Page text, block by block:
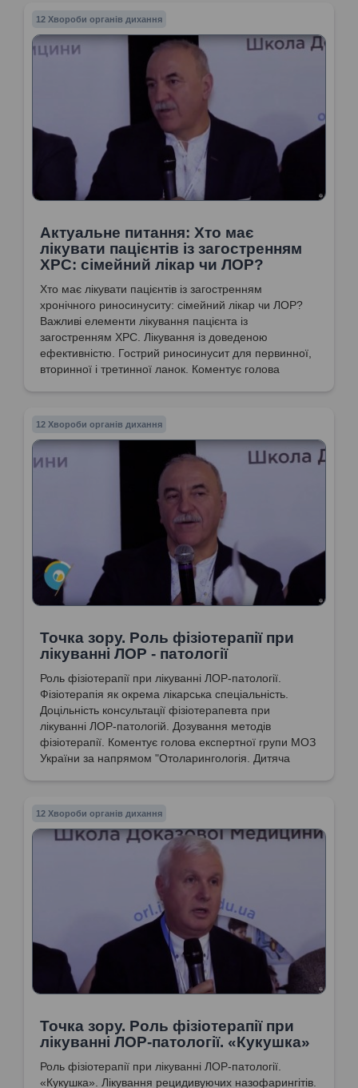
12 Хвороби органів дихання
Актуальне питання: Хто має
лікувати пацієнтів із загостренням
ХРС: сімейний лікар чи ЛОР?
Хто має лікувати пацієнтів із загостренням
хронічного риносинуситу: сімейний лікар чи ЛОР?
Важливі елементи лікування пацієнта із
загостренням ХРС. Лікування із доведеною
ефективністю. Гострий риносинусит для первинної,
вторинної і третинної ланок. Коментує голова
Попович Василь Іванович
12 Хвороби органів дихання
Точка зору. Роль фізіотерапії при
лікуванні ЛОР - патології
Роль фізіотерапії при лікуванні ЛОР-патології.
Фізіотерапія як окрема лікарська спеціальність.
Доцільність консультації фізіотерапевта при
лікуванні ЛОР-патологій. Дозування методів
фізіотерапії. Коментує голова експертної групи МОЗ
України за напрямом "Отоларингологія. Дитяча
12 Хвороби органів дихання
Точка зору. Роль фізіотерапії при
лікуванні ЛОР-патології. «Кукушка»
Роль фізіотерапії при лікуванні ЛОР-патології.
«Кукушка». Лікування рецидивуючих назофарингітів.